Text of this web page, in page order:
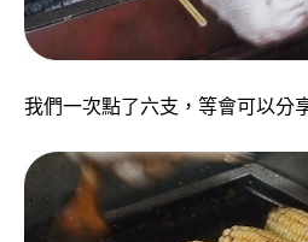
我們一次點了六支，等會可以分